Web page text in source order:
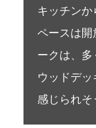
キッチンか
ペースは開
ークは、多
ウッドデ
感じられそ